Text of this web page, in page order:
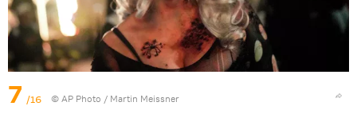
7 /16 © AP Photo / Martin Meissner